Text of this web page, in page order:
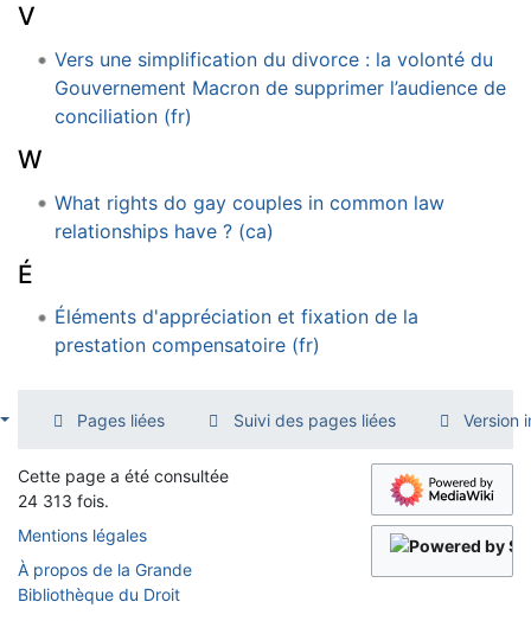
V
Vers une simplification du divorce : la volonté du
Gouvernement Macron de supprimer l’audience de
conciliation (fr)
W
What rights do gay couples in common law
relationships have ? (ca)
É
Éléments d'appréciation et fixation de la
prestation compensatoire (fr)
Pages liées Suivi des pages liées Version
Cette page a été consultée
24 313 fois.
Mentions légales
À propos de la Grande
Bibliothèque du Droit